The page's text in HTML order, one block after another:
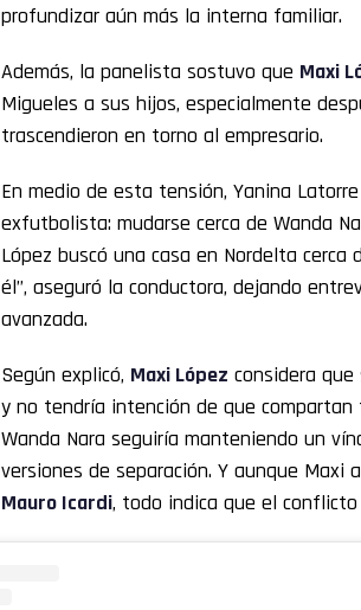
profundizar aún más la interna familiar.
Además, la panelista sostuvo que Maxi
Migueles a sus hijos, especialmente
trascendieron en torno al empresario.
En medio de esta tensión, Yanina
exfutbolista: mudarse cerca de Wanda
López buscó una casa en Nordelta
él”, aseguró la conductora, dejando
avanzada.
Según explicó, Maxi López considera
y no tendría intención de que compartan
Wanda Nara seguiría manteniendo un
versiones de separación. Y aunque
Mauro Icardi, todo indica que el